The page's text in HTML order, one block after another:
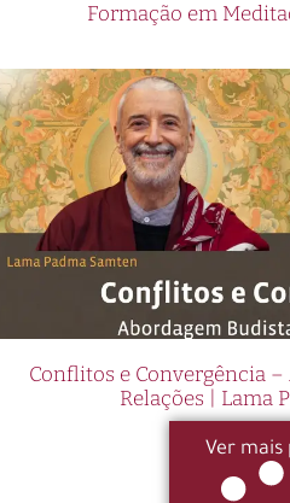
Formação em
Conflitos e Convergência
Relações | Lama
Ver mais